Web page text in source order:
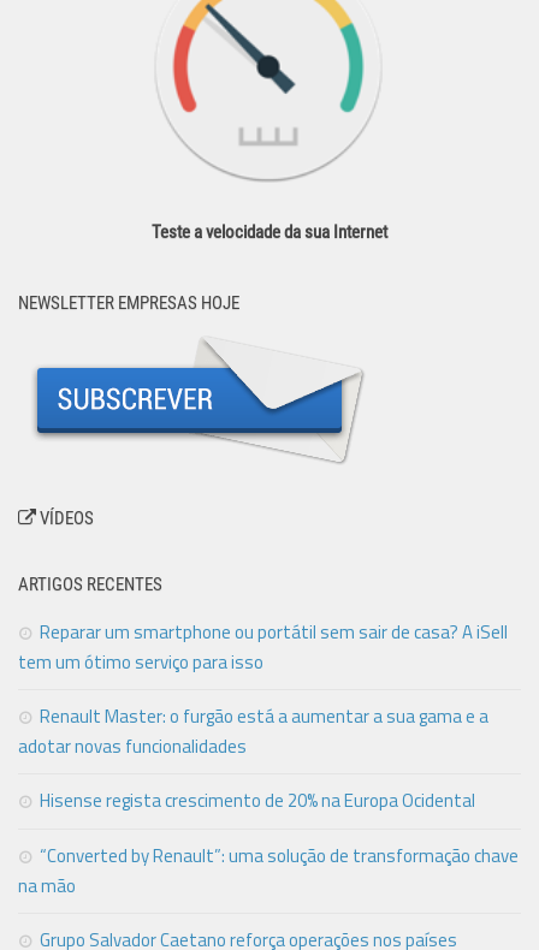
Teste a velocidade da sua Internet
NEWSLETTER EMPRESAS HOJE
VÍDEOS
ARTIGOS RECENTES
Reparar um smartphone ou portátil sem sair de casa? A iSell
tem um ótimo serviço para isso
Renault Master: o furgão está a aumentar a sua gama e a
adotar novas funcionalidades
Hisense regista crescimento de 20% na Europa Ocidental
“Converted by Renault”: uma solução de transformação chave
na mão
Grupo Salvador Caetano reforça operações nos países